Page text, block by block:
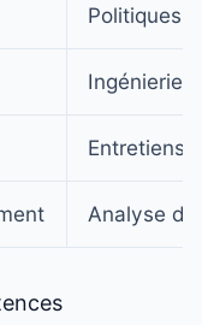
Politiques
Ingénierie
Entretiens
Analyse